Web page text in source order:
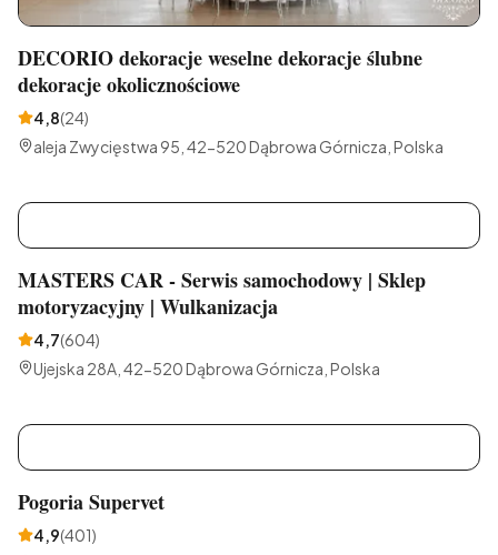
DECORIO dekoracje weselne dekoracje ślubne
dekoracje okolicznościowe
4,8(24)
aleja Zwycięstwa 95, 42-520 Dąbrowa Górnicza, Polska
MASTERS CAR - Serwis samochodowy | Sklep
motoryzacyjny | Wulkanizacja
4,7(604)
Ujejska 28A, 42-520 Dąbrowa Górnicza, Polska
Pogoria Supervet
4,9(401)